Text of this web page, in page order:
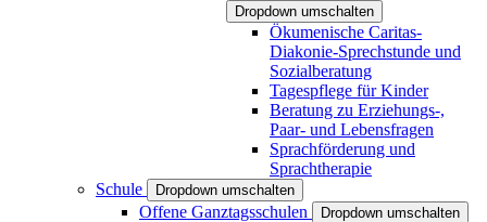
Dropdown umschalten
Ökumenische Caritas-
Diakonie-Sprechstunde und
Sozialberatung
Tagespflege für Kinder
Beratung zu Erziehungs-,
Paar- und Lebensfragen
Sprachförderung und
Sprachtherapie
Schule
Dropdown umschalten
Offene Ganztagsschulen Dropdown umschalten